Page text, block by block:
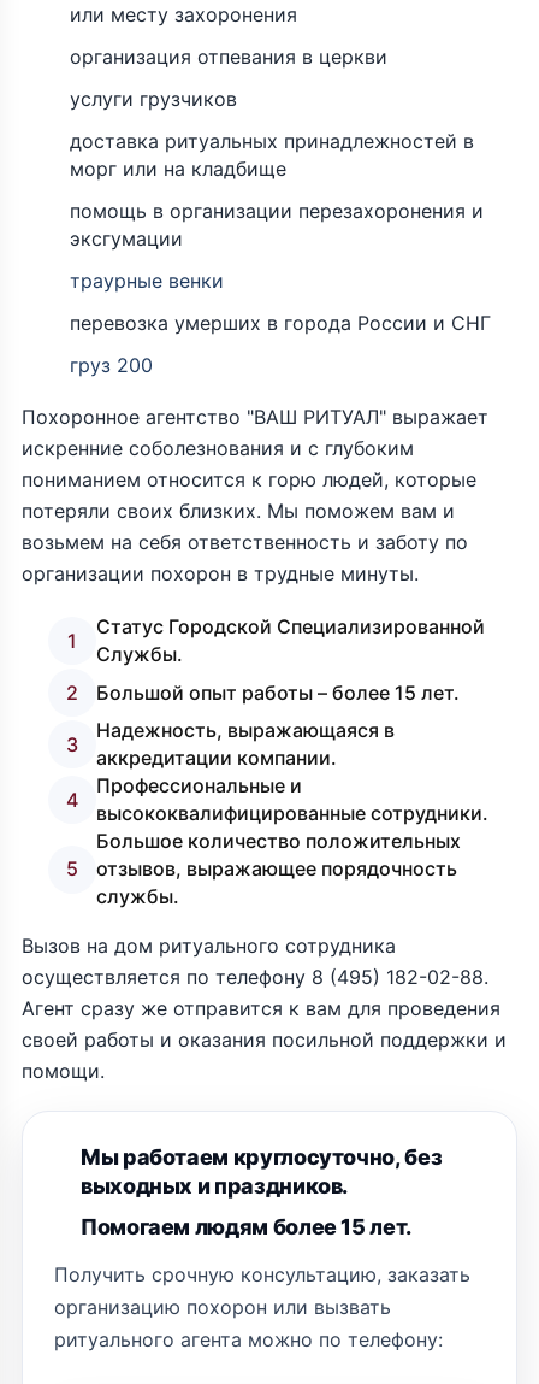
или месту захоронения
организация отпевания в церкви
услуги грузчиков
доставка ритуальных принадлежностей в
морг или на кладбище
помощь в организации перезахоронения и
эксгумации
траурные венки
перевозка умерших в города России и СНГ
груз 200
Похоронное агентство "ВАШ РИТУАЛ" выражает
искренние соболезнования и с глубоким
пониманием относится к горю людей, которые
потеряли своих близких. Мы поможем вам и
возьмем на себя ответственность и заботу по
организации похорон в трудные минуты.
1
Статус Городской Специализированной
Службы.
2
Большой опыт работы – более 15 лет.
3
Надежность, выражающаяся в
аккредитации компании.
4
Профессиональные и
высококвалифицированные сотрудники.
5
Большое количество положительных
отзывов, выражающее порядочность
службы.
Вызов на дом ритуального сотрудника
осуществляется по телефону 8 (495) 182-02-88.
Агент сразу же отправится к вам для проведения
своей работы и оказания посильной поддержки и
помощи.
Мы работаем круглосуточно, без
выходных и праздников.
Помогаем людям более 15 лет.
Получить срочную консультацию, заказать
организацию похорон или вызвать
ритуального агента можно по телефону: